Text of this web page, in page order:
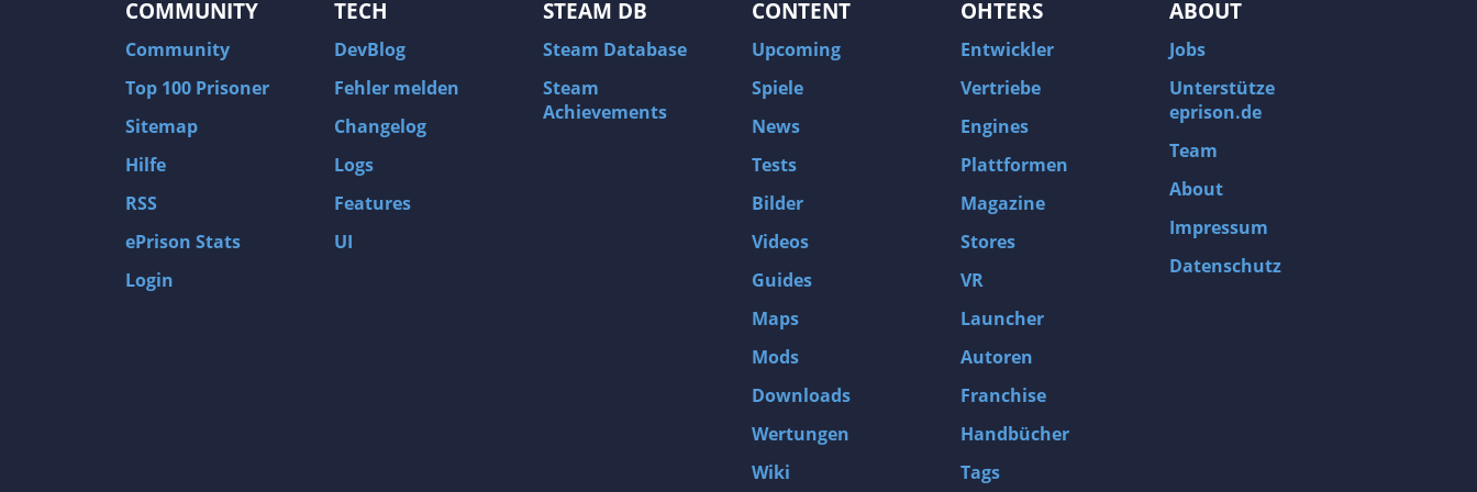
COMMUNITY
Community
Top 100 Prisoner
Sitemap
Hilfe
RSS
ePrison Stats
Login
TECH
DevBlog
Fehler melden
Changelog
Logs
Features
UI
STEAM DB
Steam Database
Steam
Achievements
CONTENT
Upcoming
Spiele
News
Tests
Bilder
Videos
Guides
Maps
Mods
Downloads
Wertungen
Wiki
OHTERS
Entwickler
Vertriebe
Engines
Plattformen
Magazine
Stores
VR
Launcher
Autoren
Franchise
Handbücher
Tags
ABOUT
Jobs
Unterstütze
eprison.de
Team
About
Impressum
Datenschutz